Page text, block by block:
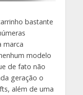
bastante
marca
modelo
de fato não
geração o
além de uma